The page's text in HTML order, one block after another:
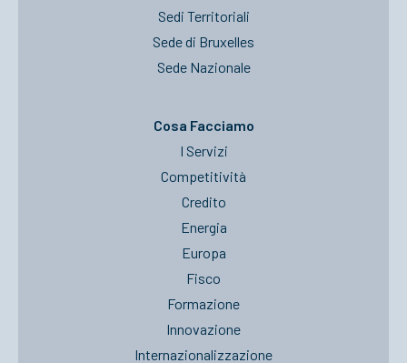
Sedi Territoriali
Sede di Bruxelles
Sede Nazionale
Cosa Facciamo
I Servizi
Competitività
Credito
Energia
Europa
Fisco
Formazione
Innovazione
Internazionalizzazione